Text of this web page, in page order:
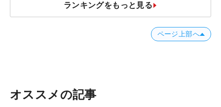
ランキングをもっと見る
ページ上部へ
オススメの記事